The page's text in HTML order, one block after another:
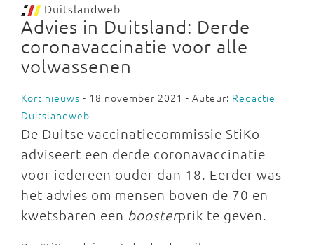
Duitslandweb
Advies in Duitsland: Derde
coronavaccinatie voor alle
volwassenen
Kort nieuws - 18 november 2021 - Auteur: Redactie
Duitslandweb
De Duitse vaccinatiecommissie StiKo
adviseert een derde coronavaccinatie
voor iedereen ouder dan 18. Eerder was
het advies om mensen boven de 70 en
kwetsbaren een boosterprik te geven.